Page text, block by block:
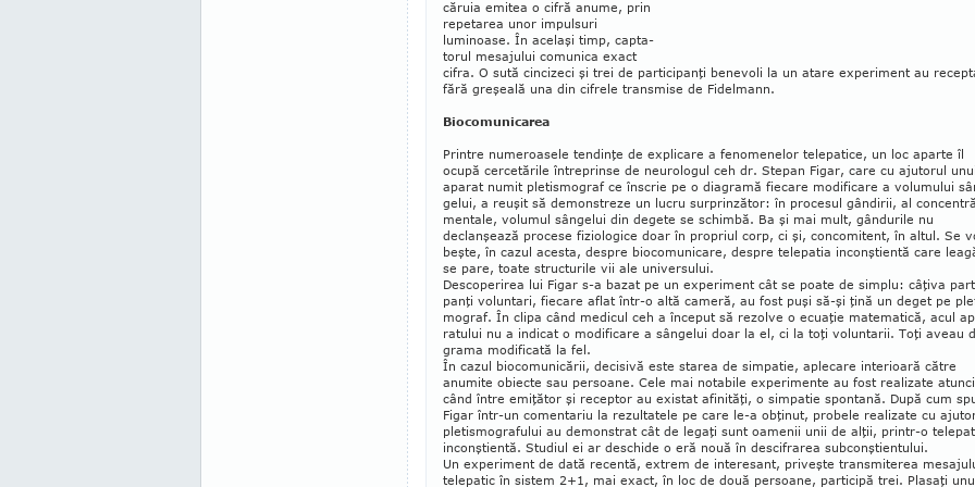
căruia emi­tea o cifră anume, prin
repetarea unor im­pul­suri
luminoase. În acelaşi timp, cap­ta­
torul me­sajului comunica exact
cifra. O sută cinci­zeci şi trei de participanţi bene­voli la un atare ex­pe­riment au
fără greşeală una din cifrele transmise de Fidelmann.
Biocomunicarea
Printre numeroasele tendinţe de explicare a fe­no­menelor tele­pa­tice, un loc aparte îl
ocupă cer­cetările în­treprinse de neurologul ceh dr. Ste­pan Fi­gar, care cu ajutorul unui
apa­rat numit pletis­mo­graf ce în­scrie pe o diagramă fiecare mo­di­fi­care a volumului
gelui, a re­u­şit să demonstreze un lucru sur­prin­ză­tor: în pro­cesul gândirii, al
men­tale, vo­lu­mul sângelui din degete se schimbă. Ba şi mai mult, gân­durile nu
declanşează pro­cese fi­zio­­lo­gice doar în pro­priul corp, ci şi, con­comi­tent, în al­tul. Se
beşte, în cazul acesta, des­­pre biocomunicare, des­pre tele­pa­tia in­con­şti­en­tă care
se pare, toa­te structurile vii ale uni­ver­sului.
Descoperirea lui Figar s-a bazat pe un ex­pe­ri­­ment cât se poate de sim­plu: câţi­­va
panţi vo­lun­tari, fiecare aflat în­tr-o altă ca­meră, au fost puşi să-şi ţină un deget pe
mo­graf. În clipa când me­dicul ceh a în­­ce­put să rezolve o ecu­a­ţie ma­­te­ma­tică, acul
ra­tului nu a indicat o mo­di­ficare a sân­gelui doar la el, ci la toţi voluntarii. Toţi aveau
grama mo­di­fi­ca­tă la fel.
În cazul bioco­mu­ni­cării, decisivă este sta­rea de sim­patie, aple­care interioară către
anumite obiecte sau per­­soane. Cele mai no­ta­bile ex­pe­ri­men­te au fost re­a­lizate atunci
când între emiţător şi receptor au exis­tat afi­nităţi, o simpatie spontană. După cum
Figar într-un comen­tariu la rezultatele pe care le-a obţinut, probele realizate cu
pletismo­gra­fului au de­monstrat cât de legaţi sunt oamenii unii de alţii, printr-o
inconştientă. Studiul ei ar des­chi­de o eră nouă în descifrarea sub­con­şti­entului.
Un experiment de dată recentă, ex­trem de in­te­resant, priveşte transmi­terea
telepatic în sis­tem 2+1, mai exact, în loc de două persoane, par­ticipă trei. Plasaţi